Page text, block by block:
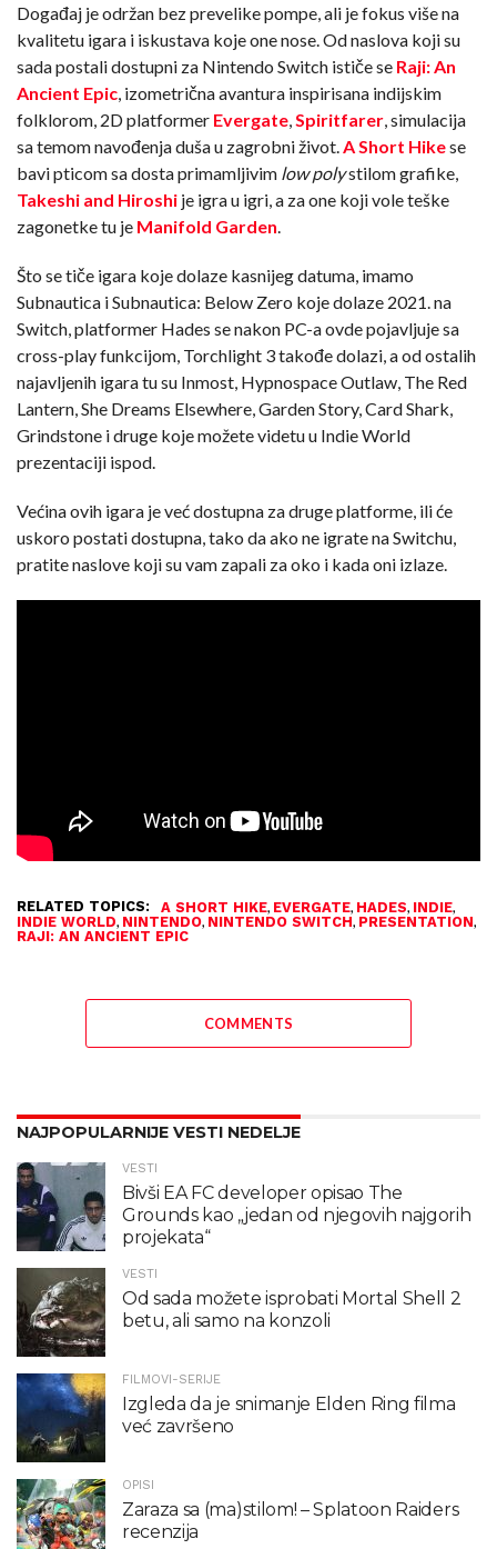
Događaj je održan bez prevelike pompe, ali je fokus više na
kvalitetu igara i iskustava koje one nose. Od naslova koji su
sada postali dostupni za Nintendo Switch ističe se Raji: An
Ancient Epic , izometrična avantura inspirisana indijskim
folklorom, 2D platformer Evergate Spiritfarer , simulacija
sa temom navođenja duša u zagrobni život. A Short Hikese
bavi pticom sa dosta primamljivim low polystilom grafike,
Takeshi and Hiroshi je igra u igri, a za one koji vole teške
zagonetke tu je Manifold Garden
Što se tiče igara koje dolaze kasnijeg datuma, imamo
Subnautica i Subnautica: Below Zero koje dolaze 2021. na
Switch, platformer Hades se nakon PC-a ovde pojavljuje sa
cross-play funkcijom, Torchlight 3 takođe dolazi, a od ostalih
najavljenih igara tu su Inmost, Hypnospace Outlaw, The Red
Lantern, She Dreams Elsewhere, Garden Story, Card Shark,
Grindstone i druge koje možete videtu u Indie World
prezentaciji ispod.
Većina ovih igara je već dostupna za druge platforme, ili će
uskoro postati dostupna, tako da ako ne igrate na Switchu,
pratite naslove koji su vam zapali za oko i kada oni izlaze.
RELATED TOPICS: A SHORT HIKE, EVERGATE, HADES, INDIE,
INDIE WORLD, NINTENDO, NINTENDO SWITCH, PRESENTATION,
RAJI: AN ANCIENT EPIC
COMMENTS
NAJPOPULARNIJE VESTI NEDELJE
VESTI
Bivši EA FC developer opisao The
Grounds kao „jedan od njegovih najgorih
projekata“
VESTI
Od sada možete isprobati Mortal Shell 2
betu, ali samo na konzoli
FILMOVI-SERIJE
Izgleda da je snimanje Elden Ring filma
već završeno
OPISI
Zaraza sa (ma)stilom! – Splatoon Raiders
recenzija